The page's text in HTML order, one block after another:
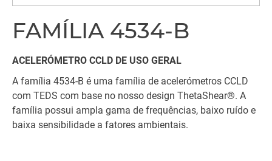
FAMÍLIA 4534-B
ACELERÓMETRO CCLD DE USO GERAL
A família 4534-B é uma família de acelerómetros CCLD
com TEDS com base no nosso design ThetaShear®. A
família possui ampla gama de frequências, baixo ruído e
baixa sensibilidade a fatores ambientais.